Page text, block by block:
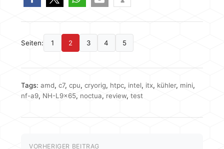
Seiten: 1 2 3 4 5
Tags: amd, c7, cpu, cryorig, htpc, intel, itx, kühler, mini,
nf-a9, NH-L9x65, noctua, review, test
VORHERIGER BEITRAG